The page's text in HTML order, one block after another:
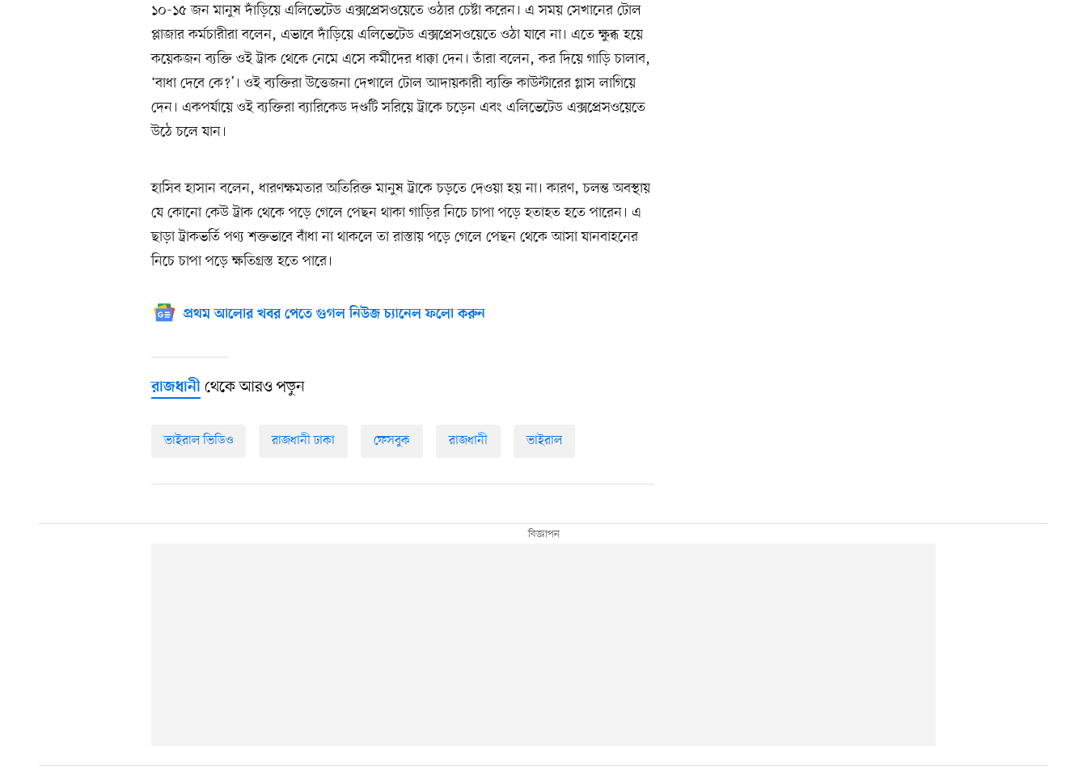
১০-১৫ জন মানুষ দাঁড়িয়ে এলিভেটেড এক্সপ্রেসওয়েতে ওঠার চেষ্টা করেন। এ সময় সেখানের টোল
প্লাজার কর্মচারীরা বলেন, এভাবে দাঁড়িয়ে এলিভেটেড এক্সপ্রেসওয়েতে ওঠা যাবে না। এতে ক্ষুব্ধ হয়ে
কয়েকজন ব্যক্তি ওই ট্রাক থেকে নেমে এসে কর্মীদের ধাক্কা দেন। তাঁরা বলেন, কর দিয়ে গাড়ি চালাব,
‘বাধা দেবে কে?’। ওই ব্যক্তিরা উত্তেজনা দেখালে টোল আদায়কারী ব্যক্তি কাউন্টারের গ্লাস লাগিয়ে
দেন। একপর্যায়ে ওই ব্যক্তিরা ব্যারিকেড দণ্ডটি সরিয়ে ট্রাকে চড়েন এবং এলিভেটেড এক্সপ্রেসওয়েতে
উঠে চলে যান।
হাসিব হাসান বলেন, ধারণক্ষমতার অতিরিক্ত মানুষ ট্রাকে চড়তে দেওয়া হয় না। কারণ, চলন্ত অবস্থায়
যে কোনো কেউ ট্রাক থেকে পড়ে গেলে পেছন থাকা গাড়ির নিচে চাপা পড়ে হতাহত হতে পারেন। এ
ছাড়া ট্রাকভর্তি পণ্য শক্তভাবে বাঁধা না থাকলে তা রাস্তায় পড়ে গেলে পেছন থেকে আসা যানবাহনের
নিচে চাপা পড়ে ক্ষতিগ্রস্ত হতে পারে।
প্রথম আলোর খবর পেতে গুগল নিউজ চ্যানেল ফলো করুন
রাজধানী থেকে আরও পড়ুন
ভাইরাল ভিডিও রাজধানী ঢাকা ফেসবুক রাজধানী ভাইরাল